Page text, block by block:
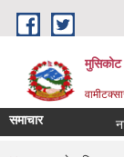
Skip to main content
मुसिकोट
समाचार